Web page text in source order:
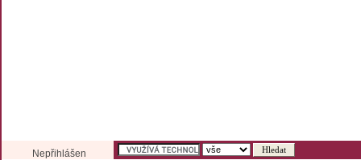
Nepřihlášen